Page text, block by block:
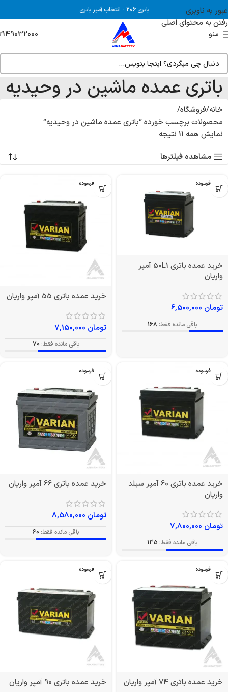
عبور به ناوبری
رفتن به محتوای اصلی
باتری 206 - انتخاب آمپر باتری
منو
باتری عمده ماشین در وحیدیه
خانه فروشگاه
محصولات برچسب خورده “باتری عمده ماشین در وحیدیه”
نمایش همه 11 نتیجه
مشاهده فیلترها
بدون فرسوده
خرید عمده باتری 50L1 آمپر
واریان
تومان
باقی مانده فقط: 168
بدون فرسوده
خرید عمده باتری 55 آمپر واریان
تومان
باقی مانده فقط: 70
بدون فرسوده
خرید عمده باتری 60 آمپر سیلد
واریان
تومان
باقی مانده فقط: 135
بدون فرسوده
خرید عمده باتری 66 آمپر واریان
تومان
باقی مانده فقط: 60
بدون فرسوده
خرید عمده باتری 74 آمپر واریان
بدون فرسوده
خرید عمده باتری 90 آمپر واریان